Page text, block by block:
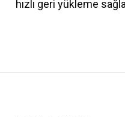
hızlı geri yükleme